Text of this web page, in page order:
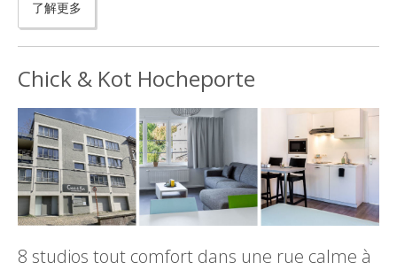
了解更多
Chick & Kot Hocheporte
8 studios tout comfort dans une rue calme à